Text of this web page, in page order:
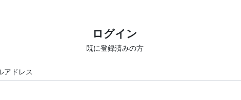
ログイン
既に登録済みの方
アドレス